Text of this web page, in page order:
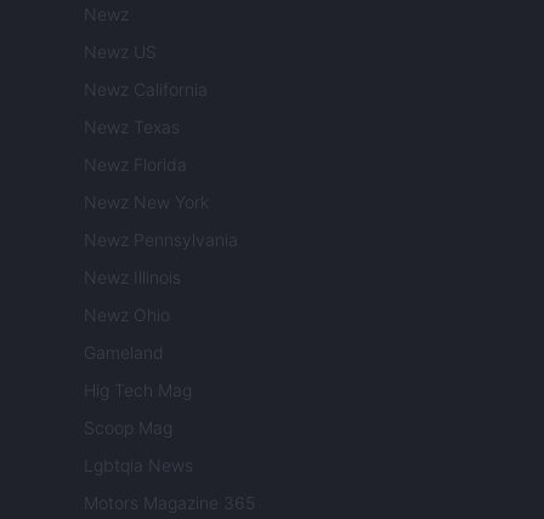
Newz
Newz US
Newz California
Newz Texas
Newz Florida
Newz New York
Newz Pennsylvania
Newz Illinois
Newz Ohio
Gameland
Hig Tech Mag
Scoop Mag
Lgbtqia News
Motors Magazine 365